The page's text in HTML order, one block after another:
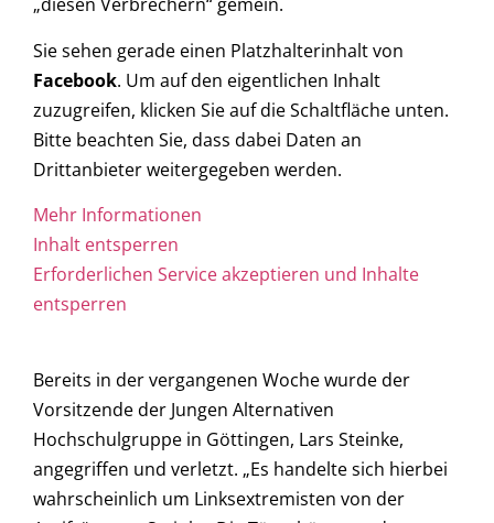
„diesen Verbrechern“ gemein.
Sie sehen gerade einen Platzhalterinhalt von
Facebook. Um auf den eigentlichen Inhalt
zuzugreifen, klicken Sie auf die Schaltfläche unten.
Bitte beachten Sie, dass dabei Daten an
Drittanbieter weitergegeben werden.
Mehr Informationen
Inhalt entsperren
Erforderlichen Service akzeptieren und Inhalte
entsperren
Bereits in der vergangenen Woche wurde der
Vorsitzende der Jungen Alternativen
Hochschulgruppe in Göttingen, Lars Steinke,
angegriffen und verletzt. „Es handelte sich hierbei
wahrscheinlich um Linksextremisten von der